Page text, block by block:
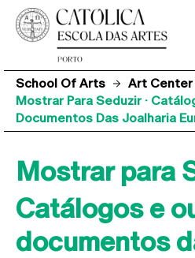
School Of Arts Art Center
Mostrar Para Seduzir ·
Documentos Das Joalharia
Mostrar para
Catálogos e
documentos